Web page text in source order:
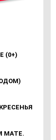
(0+)
МАТЕ.